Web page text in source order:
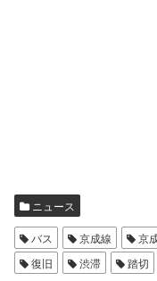
ニュース
バス 京成線 京
復旧
渋滞 踏切